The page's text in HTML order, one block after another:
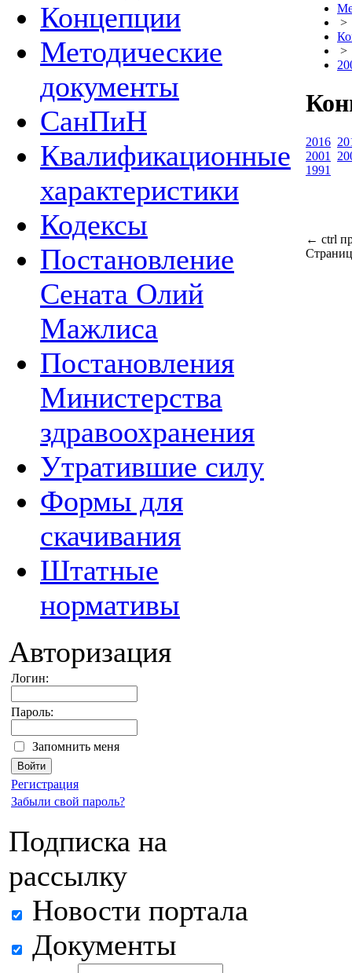
Концепции
Методические
документы
СанПиН
Квалификационные
характеристики
Кодексы
Постановление
Сената Олий
Мажлиса
Постановления
Министерства
здравоохранения
Утратившие силу
Формы для
скачивания
Штатные
нормативы
Авторизация
Логин:
Пароль:
Запомнить меня
Регистрация
Забыли свой пароль?
Подписка на
рассылку
Новости портала
Документы
>
>
2016
2001
1991
← ctrl